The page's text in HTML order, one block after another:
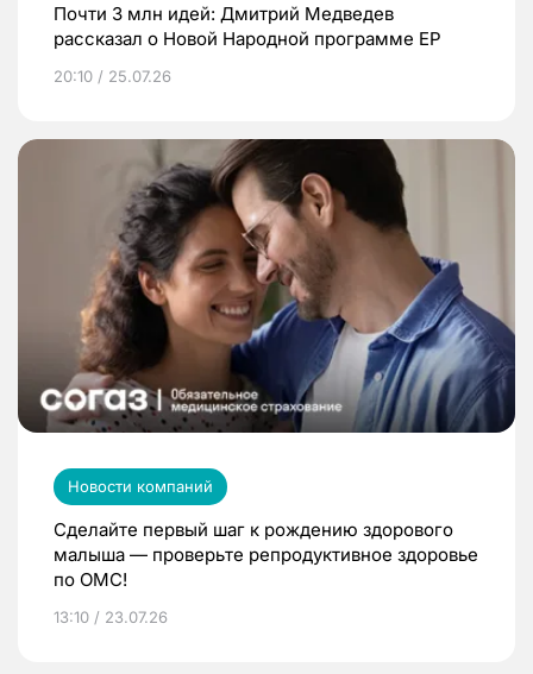
Почти 3 млн идей: Дмитрий Медведев
рассказал о Новой Народной программе ЕР
20:10 / 25.07.26
Новости компаний
Сделайте первый шаг к рождению здорового
малыша — проверьте репродуктивное здоровье
по ОМС!
13:10 / 23.07.26